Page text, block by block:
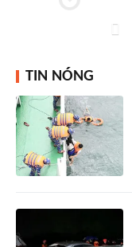
TIN NÓNG